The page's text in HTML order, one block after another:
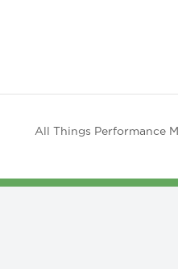
All Things Performance